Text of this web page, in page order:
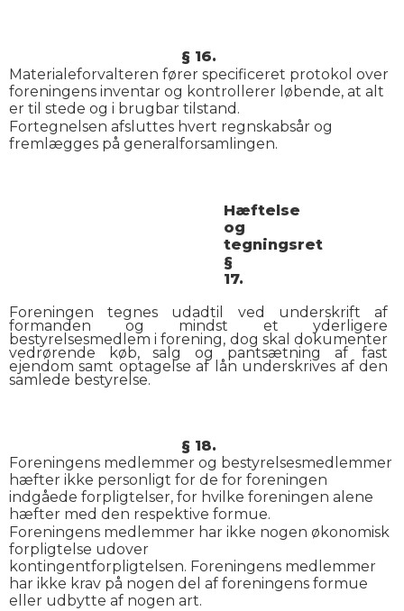
§ 16.
Materialeforvalteren fører specificeret protokol over
foreningens inventar og kontrollerer løbende, at alt
er til stede og i brugbar tilstand.
Fortegnelsen afsluttes hvert regnskabsår og
fremlægges på generalforsamlingen.
Hæftelse
og
tegningsret
§
17.
Foreningen tegnes udadtil ved underskrift af
formanden og mindst et yderligere
bestyrelsesmedlem i forening, dog skal dokumenter
vedrørende køb, salg og pantsætning af fast
ejendom samt optagelse af lån underskrives af den
samlede bestyrelse.
§ 18.
Foreningens medlemmer og bestyrelsesmedlemmer
hæfter ikke personligt for de for foreningen
indgåede forpligtelser, for hvilke foreningen alene
hæfter med den respektive formue.
Foreningens medlemmer har ikke nogen økonomisk
forpligtelse udover
kontingentforpligtelsen. Foreningens medlemmer
har ikke krav på nogen del af foreningens formue
eller udbytte af nogen art.